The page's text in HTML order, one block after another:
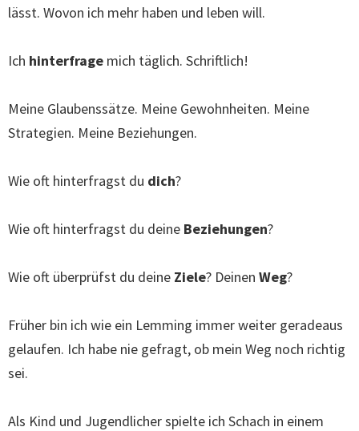
lässt. Wovon ich mehr haben und leben will.
Ich hinterfrage mich täglich. Schriftlich!
Meine Glaubenssätze. Meine Gewohnheiten. Meine
Strategien. Meine Beziehungen.
Wie oft hinterfragst du dich?
Wie oft hinterfragst du deine Beziehungen?
Wie oft überprüfst du deine Ziele? Deinen Weg?
Früher bin ich wie ein Lemming immer weiter geradeaus
gelaufen. Ich habe nie gefragt, ob mein Weg noch richtig
sei.
Als Kind und Jugendlicher spielte ich Schach in einem